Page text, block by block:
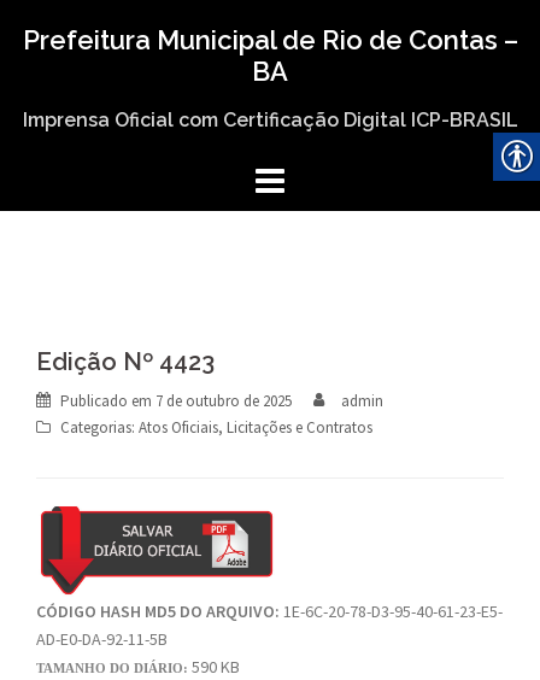
Prefeitura Municipal de Rio de Contas –
BA
Imprensa Oficial com Certificação Digital ICP-BRASIL
Edição Nº 4423
Publicado em 7 de outubro de 2025
admin
Categorias: Atos Oficiais, Licitações e Contratos
CÓDIGO HASH MD5 DO ARQUIVO: 1E-6C-20-78-D3-95-40-61-23-E5-
AD-E0-DA-92-11-5B
TAMANHO DO DIÁRIO: 590 KB